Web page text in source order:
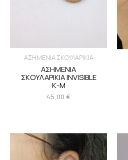
ΑΣΗΜΕΝΙΑ ΣΚΟΥΛΑΡΙΚΙΑ
ΑΣΗΜΕΝΙΑ
ΣΚΟΥΛΑΡΙΚΙΑ INVISIBLE
Κ-Μ
45,00 €